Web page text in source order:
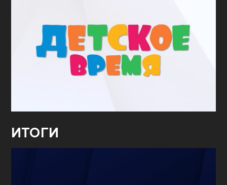
ИТОГИ